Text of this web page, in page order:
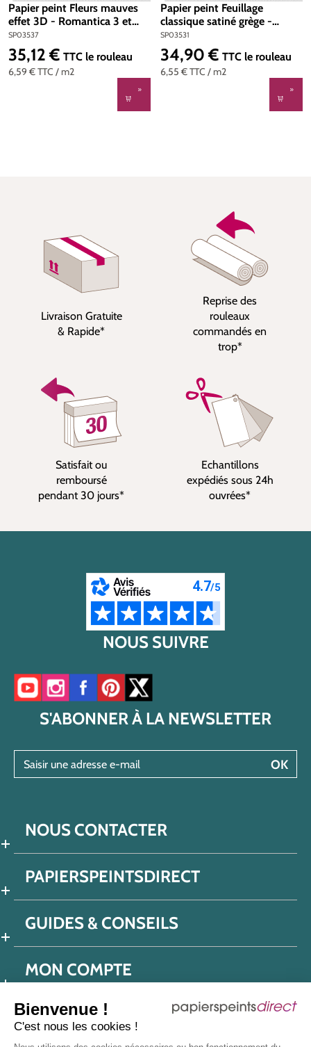
Bienvenue !
C'est nous les cookies !
Papier peint Fleurs mauves
effet 3D - Romantica 3 et
Romantico AS Création | Réf.
SP03537
SP03537
6,59 €TTC / m2
Prix régulier :
35,12 € TTC le rouleau
Papier peint Feuillage
classique satiné grège -
Romantica 3 et Romantico
AS Création | Réf. SP03531
SP03531
6,55 €TTC / m2
Prix régulier :
34,90 € TTC le rouleau
Livraison Gratuite
& Rapide*
Reprise des
rouleaux
commandés en
trop*
Satisfait ou
remboursé
pendant 30 jours*
Echantillons
expédiés sous 24h
ouvrées*
NOUS SUIVRE
Accéder à notre chaîne YouTube
Accéder à notre compte Instagram
Accéder à notre page Facebook
Accéder à notre compte Pinterest
Accéder à notre compte Twitter/X
S'ABONNER À LA NEWSLETTER
OK
NOUS CONTACTER
PAPIERSPEINTSDIRECT
GUIDES & CONSEILS
MON COMPTE